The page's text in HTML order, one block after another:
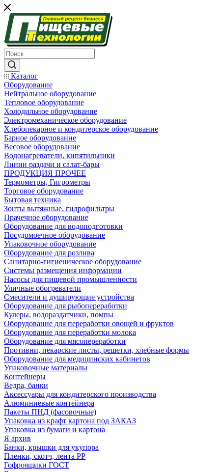
Каталог
Оборудование
Нейтральное оборудование
Тепловое оборудование
Холодильное оборудование
Электромеханическое оборудование
Хлебопекарное и кондитерское оборудование
Барное оборудование
Весовое оборудование
Водонагреватели, кипятильники
Линии раздачи и салат-бары
ПРОДУКЦИЯ ПРОЧЕЕ
Термометры, Гигрометры
Торговое оборудование
Бытовая техника
Зонты вытяжные, гидрофильтры
Прачечное оборудование
Оборудование для водоподготовки
Посудомоечное оборудование
Упаковочное оборудование
Оборудование для розлива
Санитарно-гигиеническое оборудование
Системы размещения информации
Насосы для пищевой промышленности
Уличные обогреватели
Смесители и душирующие устройства
Оборудование для рыбопереработки
Кулеры, водораздатчики, помпы
Оборудование для переработки овощей и фруктов
Оборудование для переработки молока
Оборудование для мясопереработки
Противни, пекарские листы, решетки, хлебные формы
Оборудование для медицинских кабинетов
Упаковочные материалы
Контейнеры
Ведра, банки
Аксессуары для кондитерского производства
Алюминиевые контейнера
Пакеты ПНД (фасовочные)
Упаковка из крафт картона под ЗАКАЗ
Упаковка из бумаги и картона
Я архив
Банки, крышки для укупора
Пленки, скотч, лента РР
Гофроящики ГОСТ